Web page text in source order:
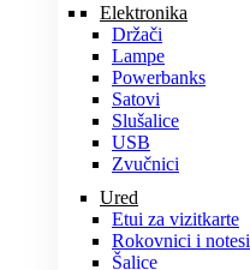
Elektronika
Držači
Lampe
Powerbanks
Satovi
Slušalice
USB
Zvučnici
Ured
Etui za vizitkarte
Rokovnici i notesi
Šalice